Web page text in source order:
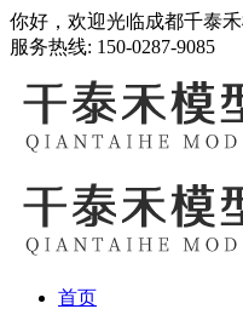
你好，欢迎光临成都千泰
服务热线: 150-0287-9085
首页